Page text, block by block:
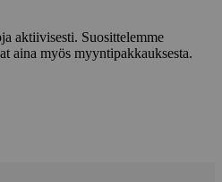
aktiivisesti. Suosittelemme
aina myös myyntipakkauksesta.